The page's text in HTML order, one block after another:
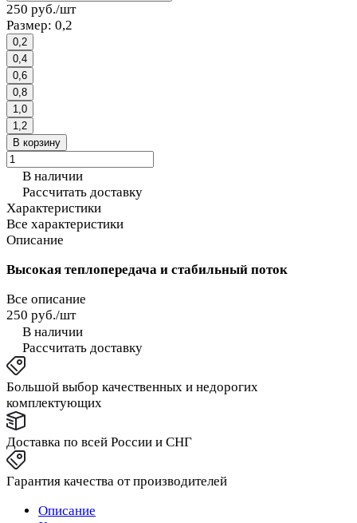
250 руб./шт
Размер: 0,2
0,2
0,4
0,6
0,8
1,0
1,2
В корзину
В наличии
Рассчитать доставку
Характеристики
Все характеристики
Описание
Высокая теплопередача и стабильный поток
Все описание
250 руб./шт
В наличии
Рассчитать доставку
Большой выбор качественных и недорогих
комплектующих
Доставка по всей России и СНГ
Гарантия качества от производителей
Описание